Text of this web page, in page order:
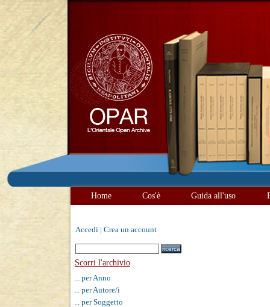
Home Cos'è Guida all'uso
Accedi Crea un account
Scorri l'archivio
... per Anno
... per Autore/i
... per Soggetto